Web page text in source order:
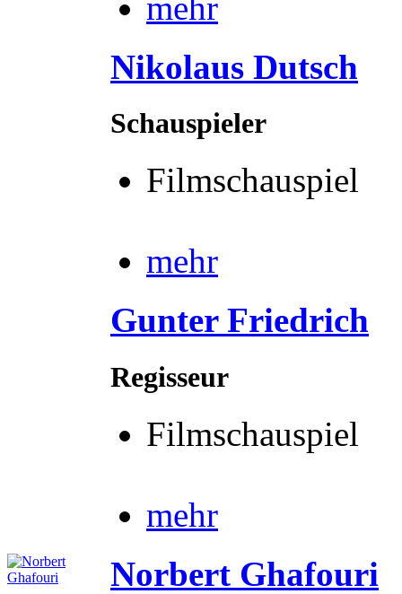
Nikolaus Dutsch
Schauspieler
Filmschauspiel
mehr
Gunter Friedrich
Regisseur
Filmschauspiel
mehr
Norbert Ghafouri